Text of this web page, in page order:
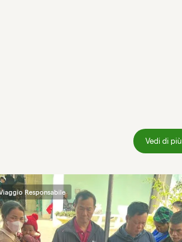
Vedi di più
Responsabile